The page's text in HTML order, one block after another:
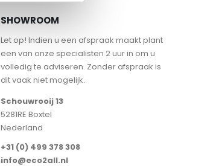
SHOWROOM
Let op! Indien u een afspraak maakt plant
een van onze specialisten 2 uur in om u
volledig te adviseren. Zonder afspraak is
dit vaak niet mogelijk.
Schouwrooij 13
5281RE Boxtel
Nederland
+31 (0) 499 378 308
info@eco2all.nl